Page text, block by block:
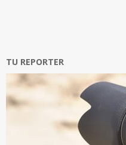
TU REPORTER